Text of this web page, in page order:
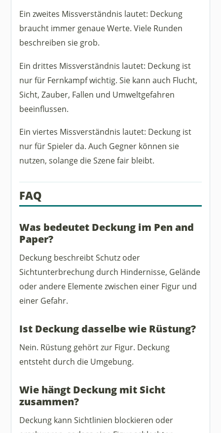
Ein zweites Missverständnis lautet: Deckung
braucht immer genaue Werte. Viele Runden
beschreiben sie grob.
Ein drittes Missverständnis lautet: Deckung ist
nur für Fernkampf wichtig. Sie kann auch Flucht,
Sicht, Zauber, Fallen und Umweltgefahren
beeinflussen.
Ein viertes Missverständnis lautet: Deckung ist
nur für Spieler da. Auch Gegner können sie
nutzen, solange die Szene fair bleibt.
FAQ
Was bedeutet Deckung im Pen and
Paper?
Deckung beschreibt Schutz oder
Sichtunterbrechung durch Hindernisse, Gelände
oder andere Elemente zwischen einer Figur und
einer Gefahr.
Ist Deckung dasselbe wie Rüstung?
Nein. Rüstung gehört zur Figur. Deckung
entsteht durch die Umgebung.
Wie hängt Deckung mit Sicht
zusammen?
Deckung kann Sichtlinien blockieren oder